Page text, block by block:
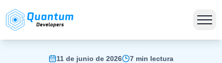
11 de junio de 2026 7 min lectura